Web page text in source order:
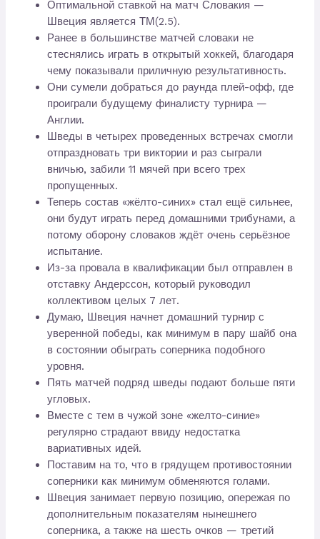
Оптимальной ставкой на матч Словакия —
Швеция является ТМ(2.5).
Ранее в большинстве матчей словаки не
стеснялись играть в открытый хоккей, благодаря
чему показывали приличную результативность.
Они сумели добраться до раунда плей-офф, где
проиграли будущему финалисту турнира —
Англии.
Шведы в четырех проведенных встречах смогли
отпраздновать три виктории и раз сыграли
вничью, забили 11 мячей при всего трех
пропущенных.
Теперь состав «жёлто-синих» стал ещё сильнее,
они будут играть перед домашними трибунами, а
потому оборону словаков ждёт очень серьёзное
испытание.
Из-за провала в квалификации был отправлен в
отставку Андерссон, который руководил
коллективом целых 7 лет.
Думаю, Швеция начнет домашний турнир с
уверенной победы, как минимум в пару шайб она
в состоянии обыграть соперника подобного
уровня.
Пять матчей подряд шведы подают больше пяти
угловых.
Вместе с тем в чужой зоне «желто-синие»
регулярно страдают ввиду недостатка
вариативных идей.
Поставим на то, что в грядущем противостоянии
соперники как минимум обменяются голами.
Швеция занимает первую позицию, опережая по
дополнительным показателям нынешнего
соперника, а также на шесть очков — третий